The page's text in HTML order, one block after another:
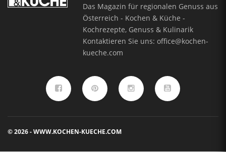
Das Magazin für regionalen Genuss aus
Österreich - Kochen & Küche -
Kochrezepte, Genuss & Kulinarik
Kontaktieren Sie uns:office@kochen-
kueche.com
© 2026 - WWW.KOCHEN-KUECHE.COM